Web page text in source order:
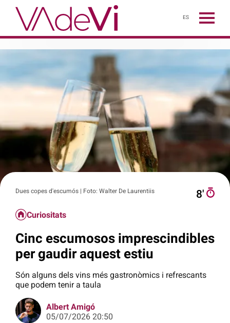
ES
Dues copes d'escumós | Foto: Walter De Laurentiis 8′
Curiositats
Cinc escumosos imprescindibles
per gaudir aquest estiu
Són alguns dels vins més gastronòmics i refrescants
que podem tenir a taula
Albert Amigó
05/07/2026 20:50